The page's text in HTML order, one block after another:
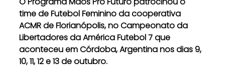
time de Futebol Feminino da cooperativa
ACMR de Florianópolis, no Campeonato da
Libertadores da América Futebol 7 que
aconteceu em Córdoba, Argentina nos dias 9,
10, 11, 12 e 13 de outubro.